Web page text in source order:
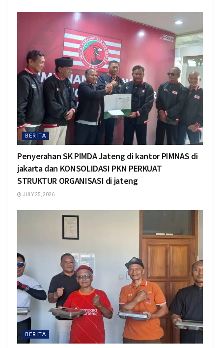
BERITA
Penyerahan SK PIMDA Jateng di kantor PIMNAS di
jakarta dan KONSOLIDASI PKN PERKUAT
STRUKTUR ORGANISASI di jateng
JULY 25, 2026
BERITA